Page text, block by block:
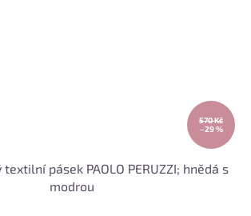
570 Kč
–29 %
pásek PAOLO PERUZZI; hnědá s
modrou